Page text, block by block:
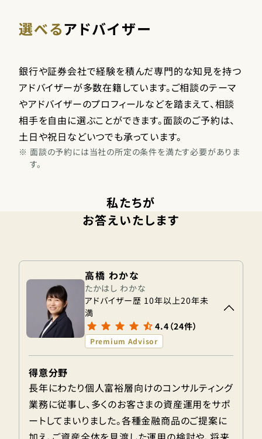
選べるアドバイザー
銀行や証券会社で経験を積んだ専門的な知見を持つ
アドバイザーが多数在籍しています。ご相談のテーマ
やアドバイザーのプロフィールなどを踏まえて、相談
相手を自由に選ぶことができます。面談のご予約は、
土日や祝日などいつでも承っています。
※ 面談の予約には当社の所定の条件を満たす必要がありま
す。
私たちが
お答えいたします
高橋 わかな
たかはし わかな
アドバイザー歴 10年以上20年未
満
4.4（24件）
Premium Advisor
得意分野
長年にわたり個人富裕層向けのコンサルティング
業務に従事し、多くのお客さまの資産運用をサポ
ートしてまいりました。各種金融商品のご提案に